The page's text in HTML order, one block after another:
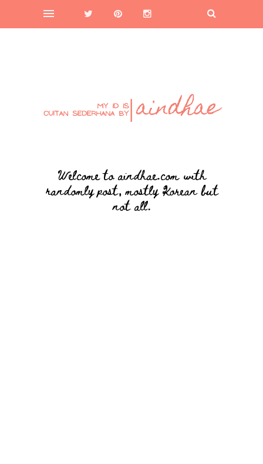
Welcome to aindhae.com with
randomly post, mostly Korean but
not all.